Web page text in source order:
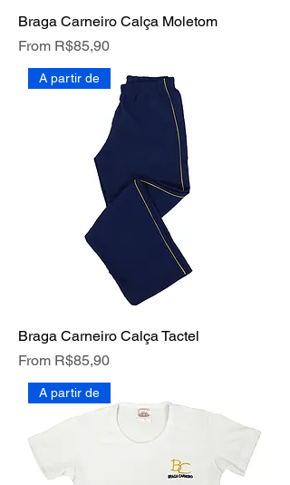
Braga Carneiro Calça Moletom
Price
From R$85,90
A partir de
Braga Carneiro Calça Tactel
Price
From R$85,90
A partir de